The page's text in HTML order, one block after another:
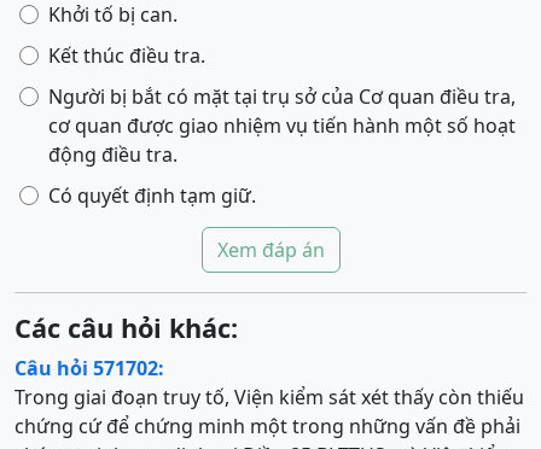
Khởi tố bị can.
Kết thúc điều tra.
Người bị bắt có mặt tại trụ sở của Cơ quan điều tra,
cơ quan được giao nhiệm vụ tiến hành một số hoạt
động điều tra.
Có quyết định tạm giữ.
Xem đáp án
Các câu hỏi khác:
Câu hỏi 571702:
Trong giai đoạn truy tố, Viện kiểm sát xét thấy còn thiếu
chứng cứ để chứng minh một trong những vấn đề phải